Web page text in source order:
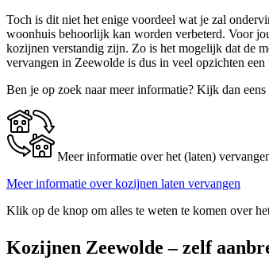
Toch is dit niet het enige voordeel wat je zal
woonhuis behoorlijk kan worden verbeterd. Voor
kozijnen verstandig zijn. Zo is het mogelijk dat de
vervangen in Zeewolde is dus in veel opzichten een
Ben je op zoek naar meer informatie? Kijk dan
Meer informatie over het (laten)
Meer informatie over kozijnen laten vervangen
Klik op de knop om alles te weten te komen over
Kozijnen Zeewolde – zelf